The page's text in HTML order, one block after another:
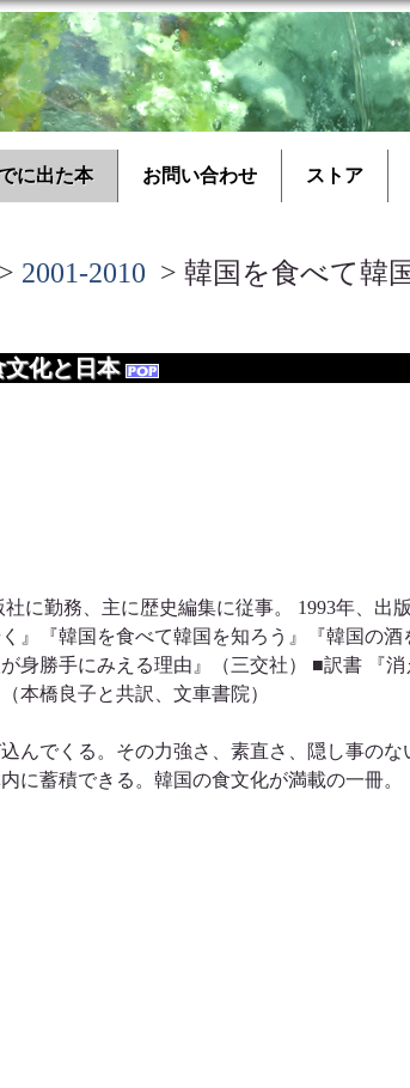
に出た本 お問い合わせ ストア
> 2001-2010 > 韓国を食べて韓
化と日本
に勤務、主に歴史編集に従事。 1993年、出
』『韓国を食べて韓国を知ろう』『韓国の酒
身勝手にみえる理由』（三交社） ■訳書 『
本橋良子と共訳、文車書院）
んでくる。その力強さ、素直さ、隠し事の
に蓄積できる。韓国の食文化が満載の一冊。